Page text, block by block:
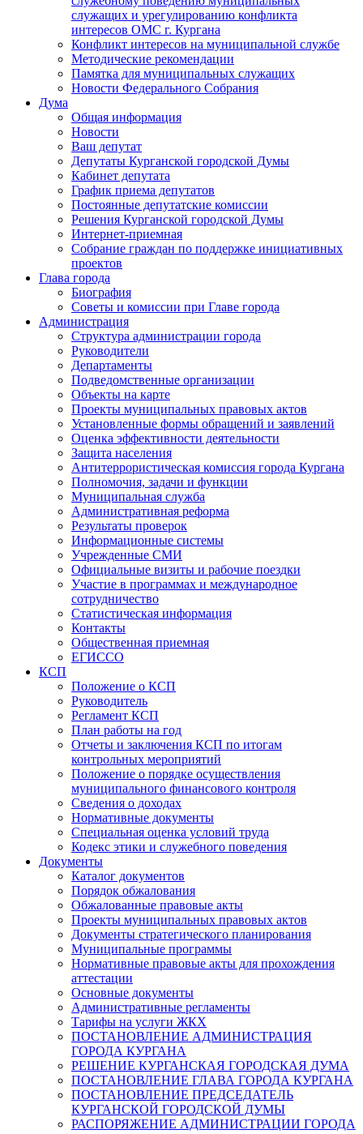
служащих и урегулированию конфликта
интересов ОМС г. Кургана
Конфликт интересов на муниципальной службе
Методические рекомендации
Памятка для муниципальных служащих
Новости Федерального Cобрания
Дума
Общая информация
Новости
Ваш депутат
Депутаты Курганской городской Думы
Кабинет депутата
График приема депутатов
Постоянные депутатские комиссии
Решения Курганской городской Думы
Интернет-приемная
Собрание граждан по поддержке инициативных
проектов
Глава города
Биография
Советы и комиссии при Главе города
Администрация
Структура администрации города
Руководители
Департаменты
Подведомственные организации
Объекты на карте
Проекты муниципальных правовых актов
Установленные формы обращений и заявлений
Оценка эффективности деятельности
Защита населения
Антитеррористическая комиссия города Кургана
Полномочия, задачи и функции
Муниципальная служба
Административная реформа
Результаты проверок
Информационные системы
Учрежденные СМИ
Официальные визиты и рабочие поездки
Участие в программах и международное
сотрудничество
Статистическая информация
Контакты
Общественная приемная
ЕГИССО
КСП
Положение о КСП
Руководитель
Регламент КСП
План работы на год
Отчеты и заключения КСП по итогам
контрольных мероприятий
Положение о порядке осуществления
муниципального финансового контроля
Сведения о доходах
Нормативные документы
Специальная оценка условий труда
Кодекс этики и служебного поведения
Документы
Каталог документов
Порядок обжалования
Обжалованные правовые акты
Проекты муниципальных правовых актов
Документы стратегического планирования
Муниципальные программы
Нормативные правовые акты для прохождения
аттестации
Основные документы
Административные регламенты
Тарифы на услуги ЖКХ
ПОСТАНОВЛЕНИЕ АДМИНИСТРАЦИЯ
ГОРОДА КУРГАНА
РЕШЕНИЕ КУРГАНСКАЯ ГОРОДСКАЯ ДУМА
ПОСТАНОВЛЕНИЕ ГЛАВА ГОРОДА КУРГАНА
ПОСТАНОВЛЕНИЕ ПРЕДСЕДАТЕЛЬ
КУРГАНСКОЙ ГОРОДСКОЙ ДУМЫ
РАСПОРЯЖЕНИЕ АДМИНИСТРАЦИИ ГОРОДА